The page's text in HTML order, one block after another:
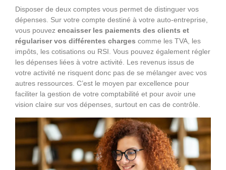
Disposer de deux comptes vous permet de distinguer vos
dépenses. Sur votre compte destiné à votre auto-entreprise,
vous pouvez encaisser les paiements des clients et
régulariser vos différentes charges comme les TVA, les
impôts, les cotisations ou RSI. Vous pouvez également régler
les dépenses liées à votre activité. Les revenus issus de
votre activité ne risquent donc pas de se mélanger avec vos
autres ressources. C’est le moyen par excellence pour
faciliter la gestion de votre comptabilité et pour avoir une
vision claire sur vos dépenses, surtout en cas de contrôle.